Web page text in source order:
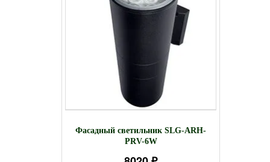
Фасадный светильник SLG-ARH-
PRV-6W